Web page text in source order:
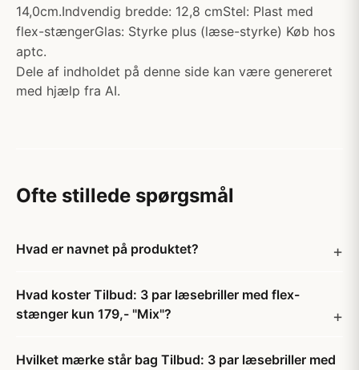
14,0cm.Indvendig bredde: 12,8 cmStel: Plast med
flex-stængerGlas: Styrke plus (læse-styrke) Køb hos
aptc.
Dele af indholdet på denne side kan være genereret
med hjælp fra AI.
Ofte stillede spørgsmål
Hvad er navnet på produktet?
Hvad koster Tilbud: 3 par læsebriller med flex-
stænger kun 179,- "Mix"?
Hvilket mærke står bag Tilbud: 3 par læsebriller med